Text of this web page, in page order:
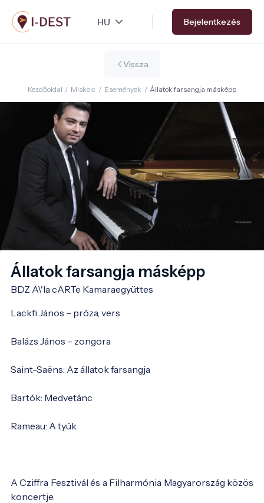
Ugrás
a
tartalomra
Bejelentkezés
Vissza
Kezdőoldal / Miskolc / Események / Állatok farsangja másképp
Állatok farsangja másképp
BDZ A\'la cARTe Kamaraegyüttes
Lackfi János – próza, vers
Balázs János – zongora
Saint-Saëns: Az állatok farsangja
Bartók: Medvetánc
Rameau: A tyúk
A Cziffra Fesztivál és a Filharmónia Magyarország közös
koncertje.